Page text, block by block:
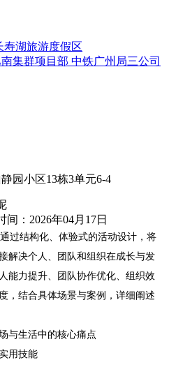
寿湖旅游度假区
中铁广州局三公司
园小区13栋3单元6-4
间：2026年04月17日
过结构化、体验式的活动设计，将
解决个人、团队和组织在成长与发
能力提升、团队协作优化、组织效
，结合具体场景与案例，详细阐述
生活中的核心痛点
用技能